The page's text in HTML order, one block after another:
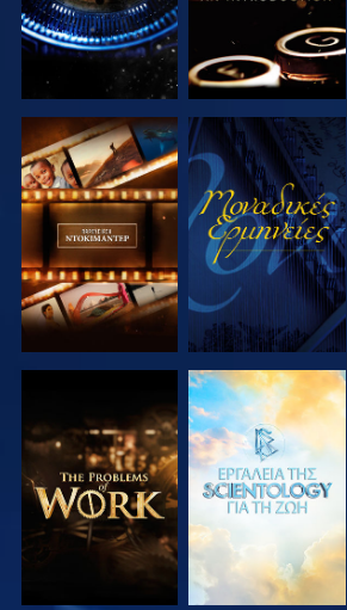
ΕΞΕΡΕΥΝΗΣΤΕ
ΤΗ ΣΕΙΡΑ
ΠΑΡΑΚΟΛΟΥΘΗΣΤΕ
ΕΞΕΡΕΥΝΗΣΤΕ
ΤΗ ΣΕΙΡΑ
ΕΞΕΡΕΥΝΗΣΤΕ
ΤΗ ΣΕΙΡΑ